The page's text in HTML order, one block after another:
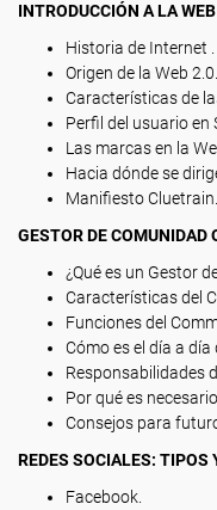
INTRODUCCIÓN A LA
Historia de Internet .
Origen de la Web 2.0.
Características de
Perfil del usuario en
Las marcas en la
Hacia dónde se
Manifiesto Cluetrain.
GESTOR DE
¿Qué es un Gestor
Características del
Funciones del
Cómo es el día a
Responsabilidades
Por qué es
Consejos para
REDES SOCIALES: TIPOS
Facebook.